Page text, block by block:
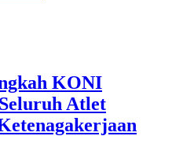
KONI
Atlet